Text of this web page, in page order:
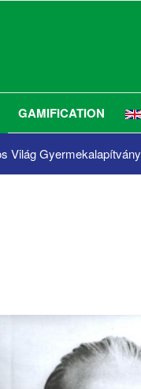
GAMIFICATION
VilágGyermekalapítvány